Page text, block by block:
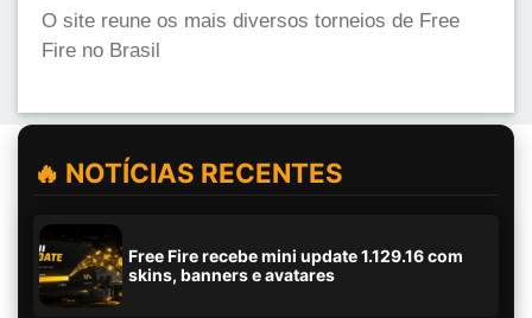
O site reune os mais diversos torneios de Free
Fire no Brasil
🔥 NOTÍCIAS RECENTES
Free Fire recebe mini update 1.129.16 com
skins, banners e avatares